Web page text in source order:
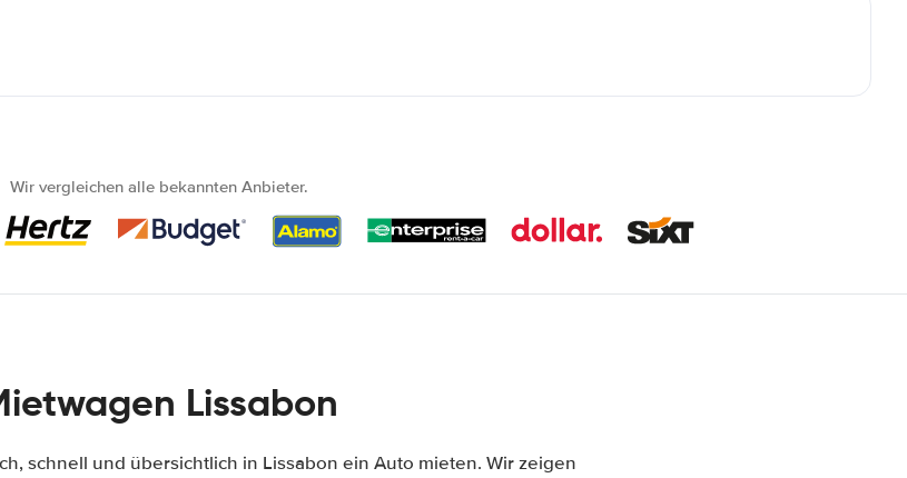
Wir vergleichen alle bekannten Anbieter.
Lissabon
schnell und übersichtlich in Lissabon ein Auto mieten. Wir zeigen